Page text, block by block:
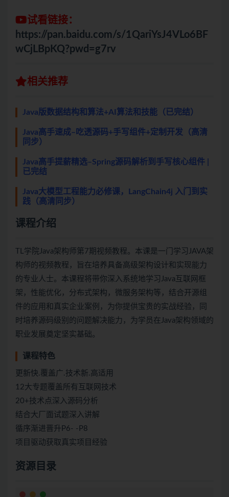
试看链接：
https://pan.baidu.com/s/1QariYsJ4VLo6BF
wCjLBpKQ?pwd=g7rv
相关推荐
Java版数据结构和算法+AI算法和技能（已完结）
Java高手速成–吃透源码+手写组件+定制开发（高清
同步）
Java高手提薪精选–Spring源码解析到手写核心组件 |
已完结
Java大模型工程能力必修课，LangChain4j 入门到实
践（高清同步）
课程介绍
TL学院Java架构师第7期视频教程。本课是一门学习JAVA架
构师的视频教程，旨在培养具备高级架构设计和实现能力
的专业人士。本课程将带你深入系统地学习Java互联网框
架，性能优化，分布式架构，微服务架构等，结合开源组
件的应用和真实企业案例，为你提供宝贵的实战经验，同
时培养源码级别的问题解决能力，为学员在Java架构领域的
职业发展奠定坚实基础。
课程特色
更新快.覆盖广.技术新.高适用
12大专题覆盖所有互联网技术
20+技术点深入源码分析
结合大厂面试题深入讲解
循序渐进晋升P6- -P8
项目驱动获取真实项目经验
资源目录